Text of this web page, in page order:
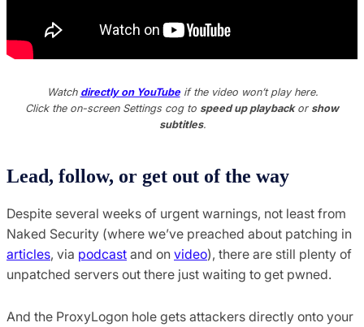
Watch directly on YouTubeif the video won’t play here.
Click the on-screen Settings cog to speed up playbackor show
subtitles.
Lead, follow, or get out of the way
Despite several weeks of urgent warnings, not least from
Naked Security (where we’ve preached about patching in
articles, via podcast and on video), there are still plenty of
unpatched servers out there just waiting to get pwned.
And the ProxyLogon hole gets attackers directly onto your